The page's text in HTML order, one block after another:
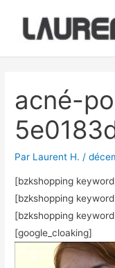
contenu
acné-
Par Laurent H. /
[bzkshopping
[bzkshopping
[bzkshopping
[google_cloaking]
articles